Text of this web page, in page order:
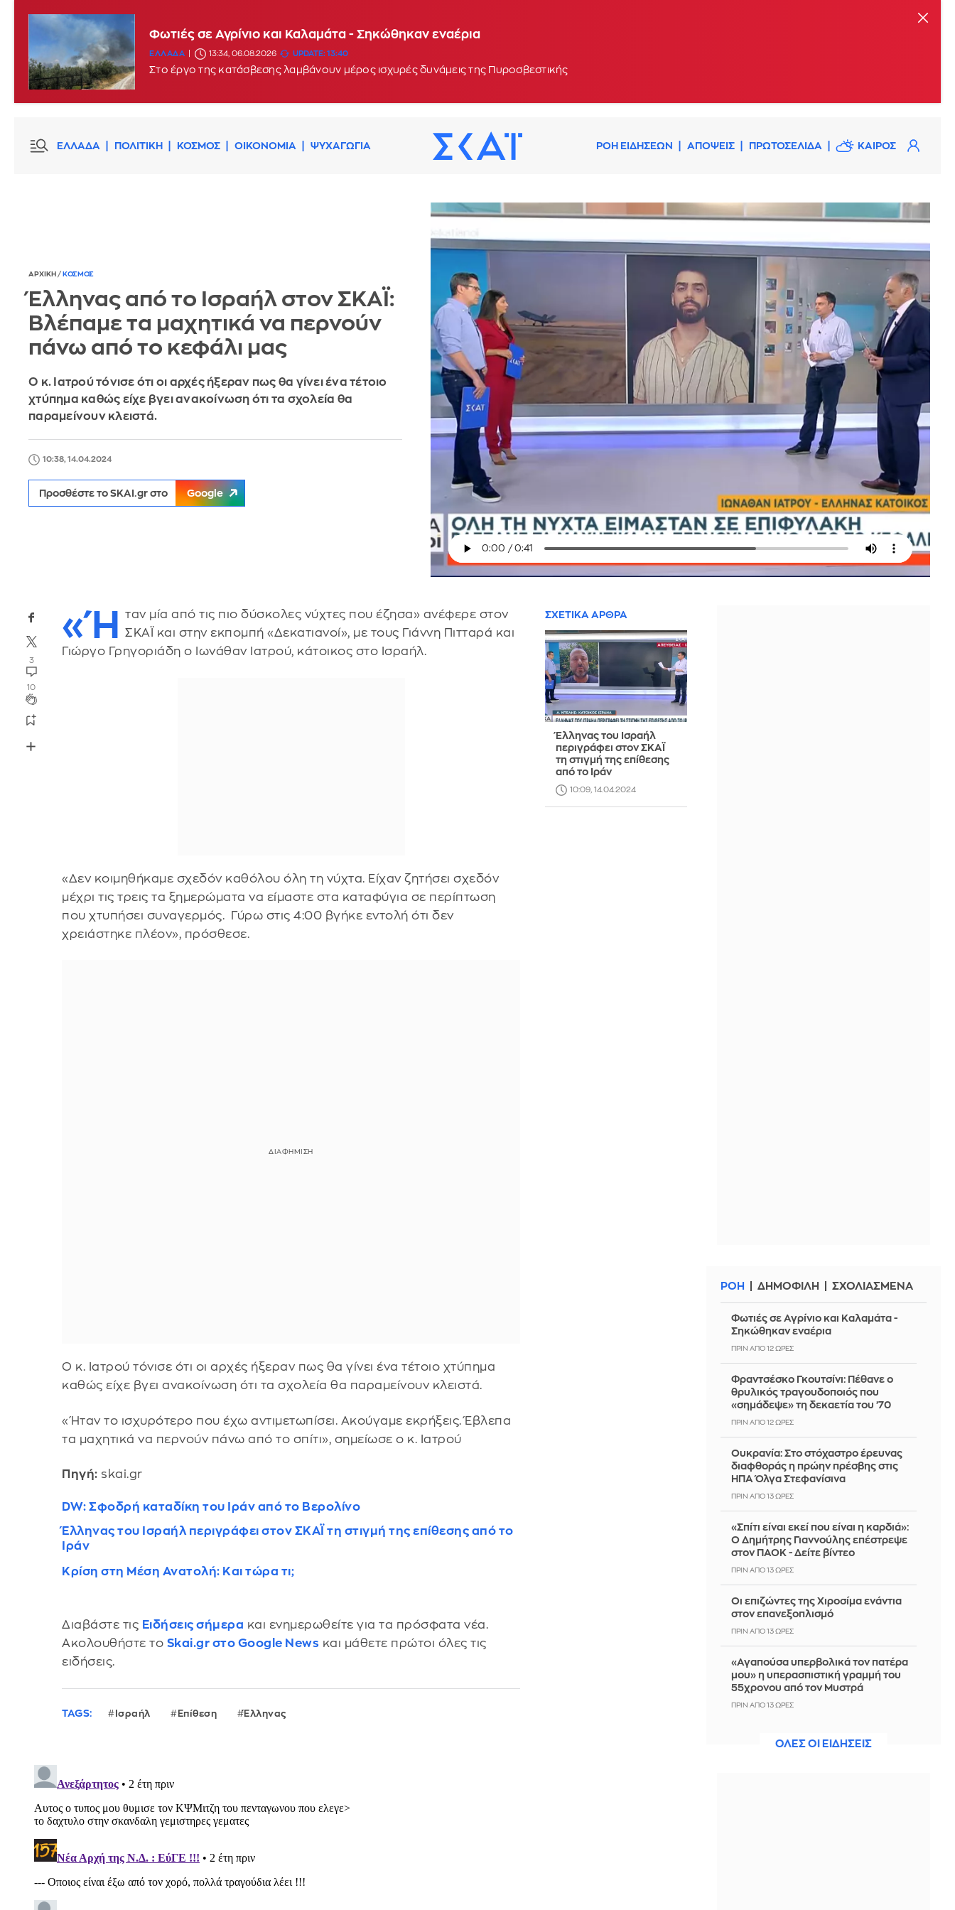
Φωτιές σε Αγρίνιο και Καλαμάτα - Σηκώθηκαν εναέρια
ΕΛΛΑΔΑ 13:34, 06.08.2026 UPDATE: 13:40
Στο έργο της κατάσβεσης λαμβάνουν μέρος ισχυρές δυνάμεις της Πυροσβεστικής
ΕΛΛΑΔΑ ΠΟΛΙΤΙΚΗ ΚΟΣΜΟΣ ΟΙΚΟΝΟΜΙΑ ΨΥΧΑΓΩΓΙΑ ΡΟΗ ΕΙΔΗΣΕΩΝ ΑΠΟΨΕΙΣ ΠΡΩΤΟΣΕΛΙΔΑ ΚΑΙΡΟΣ
ΑΡΧΙΚΗ / ΚΟΣΜΟΣ
Έλληνας από το Ισραήλ στον ΣΚΑΪ:
Βλέπαμε τα μαχητικά να περνούν
πάνω από το κεφάλι μας
Ο κ. Ιατρού τόνισε ότι οι αρχές ήξεραν πως θα γίνει ένα τέτοιο
χτύπημα καθώς είχε βγει ανακοίνωση ότι τα σχολεία θα
παραμείνουν κλειστά.
10:38, 14.04.2024
Προσθέστε το SKAI.gr στο Google
3
10
«Ή
ταν μία από τις πιο δύσκολες νύχτες που έζησα» ανέφερε στον
ΣΚΑΪ και στην εκπομπή «Δεκατιανοί», με τους Γιάννη Πιτταρά και
Γιώργο Γρηγοριάδη ο Iωνάθαν Ιατρού, κάτοικος στο Ισραήλ.
«Δεν κοιμηθήκαμε σχεδόν καθόλου όλη τη νύχτα. Είχαν ζητήσει σχεδόν
μέχρι τις τρεις τα ξημερώματα να είμαστε στα καταφύγια σε περίπτωση
που χτυπήσει συναγερμός. Γύρω στις 4:00 βγήκε εντολή ότι δεν
χρειάστηκε πλέον», πρόσθεσε.
Ο κ. Ιατρού τόνισε ότι οι αρχές ήξεραν πως θα γίνει ένα τέτοιο χτύπημα
καθώς είχε βγει ανακοίνωση ότι τα σχολεία θα παραμείνουν κλειστά.
«Ήταν το ισχυρότερο που έχω αντιμετωπίσει. Ακούγαμε εκρήξεις. Έβλεπα
τα μαχητικά να περνούν πάνω από το σπίτι», σημείωσε ο κ. Ιατρού
Πηγή: skai.gr
DW: Σφοδρή καταδίκη του Ιράν από το Βερολίνο
Έλληνας του Ισραήλ περιγράφει στον ΣΚΑΪ τη στιγμή της επίθεσης από το
Ιράν
Κρίση στη Μέση Ανατολή: Και τώρα τι;
Διαβάστε τις Ειδήσεις σήμερα και ενημερωθείτε για τα πρόσφατα νέα.
Ακολουθήστε το Skai.gr στο Google News και μάθετε πρώτοι όλες τις
ειδήσεις.
TAGS: Ισραήλ Επίθεση Έλληνας
ΣΧΕΤΙΚΑ ΑΡΘΡΑ
Έλληνας του Ισραήλ
περιγράφει στον ΣΚΑΪ
τη στιγμή της επίθεσης
από το Ιράν
10:09, 14.04.2024
ΡΟΗ ΔΗΜΟΦΙΛΗ ΣΧΟΛΙΑΣΜΕΝΑ
Φωτιές σε Αγρίνιο και Καλαμάτα -
Σηκώθηκαν εναέρια
ΠΡΙΝ ΑΠΌ 12 ΏΡΕΣ
Φραντσέσκο Γκουτσίνι: Πέθανε ο
θρυλικός τραγουδοποιός που
«σημάδεψε» τη δεκαετία του ’70
ΠΡΙΝ ΑΠΌ 12 ΏΡΕΣ
Ουκρανία: Στο στόχαστρο έρευνας
διαφθοράς η πρώην πρέσβης στις
ΗΠΑ Όλγα Στεφανίσινα
ΠΡΙΝ ΑΠΌ 13 ΏΡΕΣ
«Σπίτι είναι εκεί που είναι η καρδιά»:
Ο Δημήτρης Γιαννούλης επέστρεψε
στον ΠΑΟΚ - Δείτε βίντεο
ΠΡΙΝ ΑΠΌ 13 ΏΡΕΣ
Οι επιζώντες της Χιροσίμα ενάντια
στον επανεξοπλισμό
ΠΡΙΝ ΑΠΌ 13 ΏΡΕΣ
«Αγαπούσα υπερβολικά τον πατέρα
μου» η υπερασπιστική γραμμή του
55χρονου από τον Μυστρά
ΠΡΙΝ ΑΠΌ 13 ΏΡΕΣ
για το Στενό εντός της ημέρας -
ΟΛΕΣ ΟΙ ΕΙΔΗΣΕΙΣ